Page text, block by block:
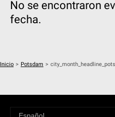
No se encontraron
fecha.
Inicio > Potsdam >